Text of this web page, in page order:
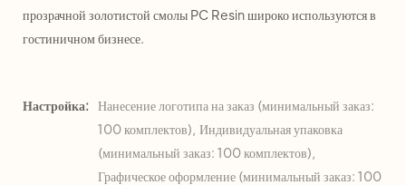
прозрачной золотистой смолы PC Resin широко используются в
гостиничном бизнесе.
Настройка: Нанесение логотипа на заказ (минимальный заказ:
100 комплектов), Индивидуальная упаковка
(минимальный заказ: 100 комплектов),
Графическое оформление (минимальный заказ: 100